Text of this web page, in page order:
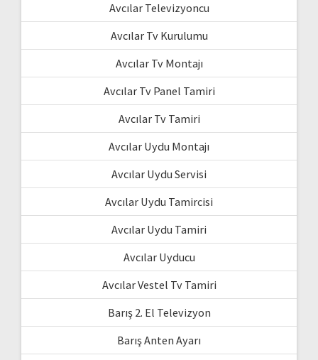
Avcılar Televizyoncu
Avcılar Tv Kurulumu
Avcılar Tv Montajı
Avcılar Tv Panel Tamiri
Avcılar Tv Tamiri
Avcılar Uydu Montajı
Avcılar Uydu Servisi
Avcılar Uydu Tamircisi
Avcılar Uydu Tamiri
Avcılar Uyducu
Avcılar Vestel Tv Tamiri
Barış 2. El Televizyon
Barış Anten Ayarı